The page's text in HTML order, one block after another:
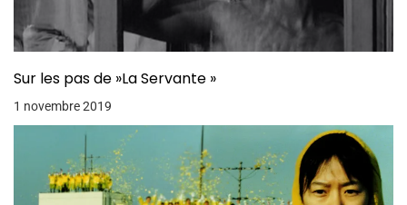
Sur les pas de »La Servante »
1 novembre 2019